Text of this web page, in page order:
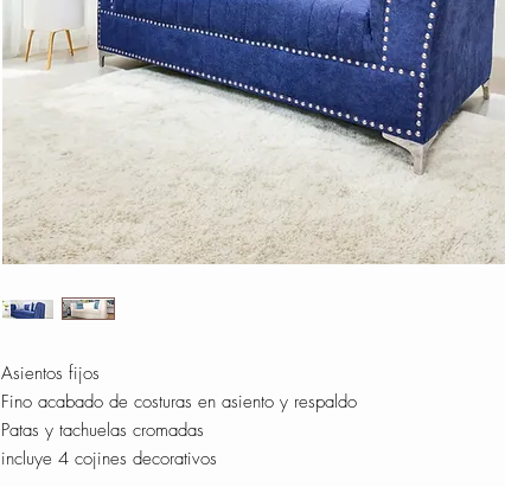
Asientos fijos
Fino acabado de costuras en asiento y respaldo
Patas y tachuelas cromadas
incluye 4 cojines decorativos